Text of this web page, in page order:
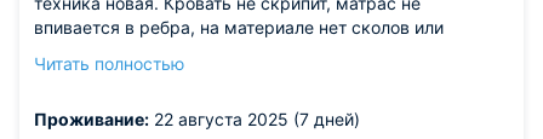
впивается в ребра, на материале нет сколов или
Белая Дача всегда держал такую хорошую планку в
Читать полностью
Проживание: 22 августа 2025 (7 дней)